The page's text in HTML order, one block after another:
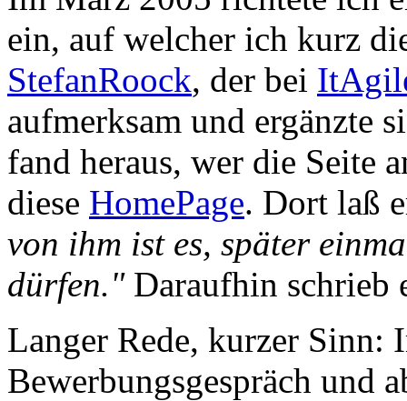
ein, auf welcher ich kurz
StefanRoock, der bei
aufmerksam und ergänzte
fand heraus, wer die Seite
diese HomePage. Dort laß
von ihm ist es, später
dürfen."Daraufhin schrieb
Langer Rede, kurzer Sinn:
Bewerbungsgespräch und